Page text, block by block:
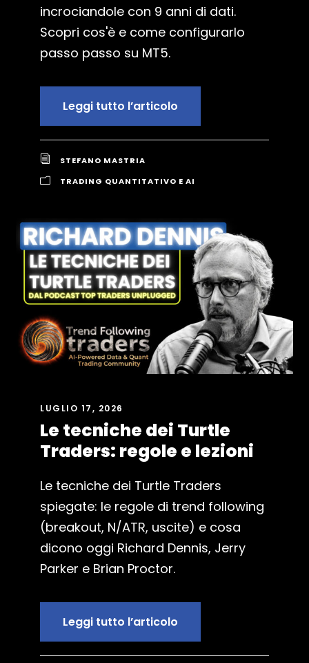
incrociandole con 9 anni di dati.
Scopri cos'è e come configurarlo
passo passo su MT5.
Leggi tutto l’articolo
STEFANO MASTRIA
TRADING QUANTITATIVO E AI
LUGLIO 17, 2026
Le tecniche dei Turtle
Traders: regole e lezioni
Le tecniche dei Turtle Traders
spiegate: le regole di trend following
(breakout, N/ATR, uscite) e cosa
dicono oggi Richard Dennis, Jerry
Parker e Brian Proctor.
Leggi tutto l’articolo